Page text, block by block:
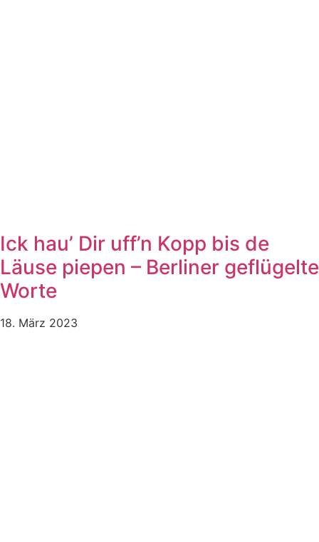
Ick hau’ Dir uff’n Kopp bis de
Läuse piepen – Berliner geflügelte
Worte
18. März 2023